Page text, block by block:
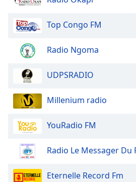
Top Congo FM
Radio Ngoma
UDPSRADIO
Millenium radio
YouRadio FM
Radio Le Messager Du
Eternelle Record Fm